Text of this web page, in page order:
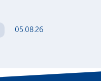
05.08.26